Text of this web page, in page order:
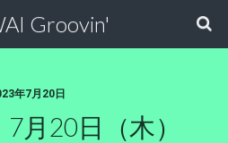
Groovin'
年7月20日
20日（木）